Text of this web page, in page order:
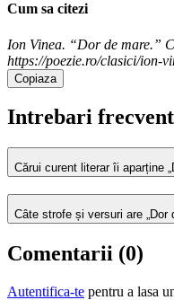
Cum sa citezi
Ion Vinea. “Dor de mare.”
https://poezie.ro/clasici/ion-
Copiaza
Intrebari
Cărui curent literar îi aparține
Câte strofe și versuri are „Dor
Comentarii (0)
Autentifica-te pentru a lasa